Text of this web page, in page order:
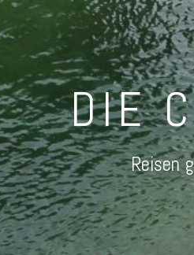
DIE
Reisen